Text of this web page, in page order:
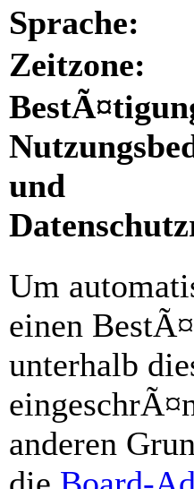
Sprache:
Zeitzone:
und
Um
einen
unterhalb
anderen